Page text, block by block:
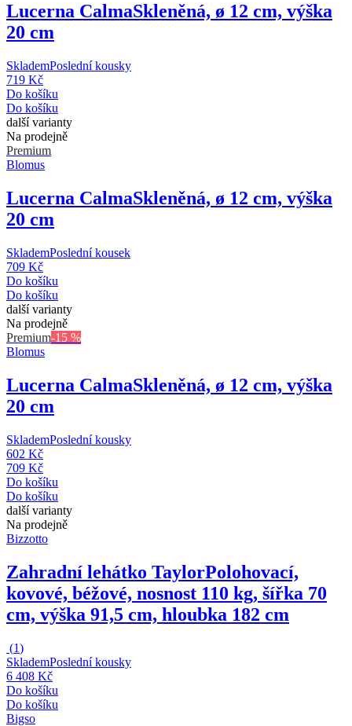
Lucerna CalmaSkleněná, ø 12 cm, výška
20 cm
SklademPoslední kousky
719 Kč
Do košíku
Do košíku
další varianty
Na prodejně
Premium
Blomus
Lucerna CalmaSkleněná, ø 12 cm, výška
20 cm
SklademPoslední kousek
709 Kč
Do košíku
Do košíku
další varianty
Na prodejně
Premium-15 %
Blomus
Lucerna CalmaSkleněná, ø 12 cm, výška
20 cm
SklademPoslední kousky
602 Kč
709 Kč
Do košíku
Do košíku
další varianty
Na prodejně
Bizzotto
Zahradní lehátko TaylorPolohovací,
kovové, béžové, nosnost 110 kg, šířka 70
cm, výška 91,5 cm, hloubka 182 cm
(1)
SklademPoslední kousky
6 408 Kč
Do košíku
Do košíku
Bigso